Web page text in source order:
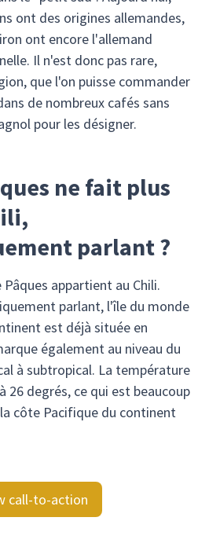
ont des origines allemandes,
ont encore l'allemand
Il n'est donc pas rare,
que l'on puisse commander
de nombreux cafés sans
pour les désigner.
ne fait plus
parlant ?
appartient au Chili.
parlant, l'île du monde
est déjà située en
également au niveau du
à subtropical. La température
26 degrés, ce qui est beaucoup
côte Pacifique du continent
call-to-action